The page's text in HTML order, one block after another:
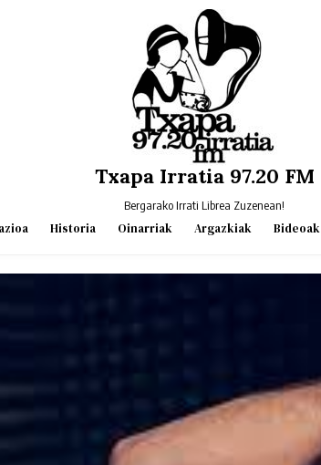
Txapa Irratia 97.20 FM
Bergarako Irrati Librea Zuzenean!
Historia Oinarriak Argazkiak Bideoak